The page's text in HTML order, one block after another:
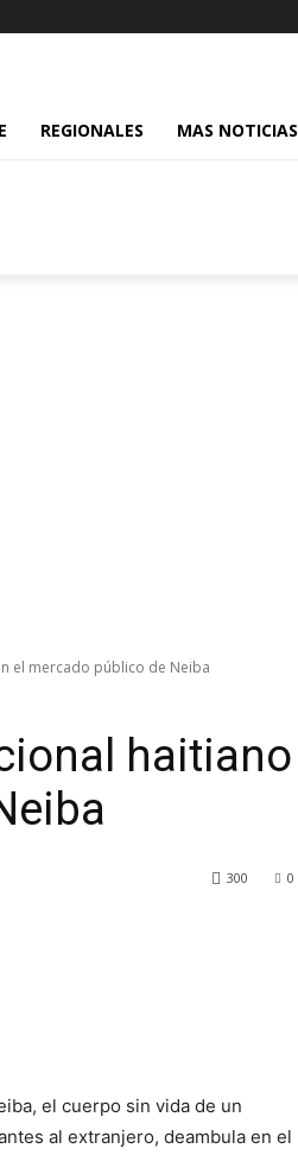
REGIONALES MAS NOTICIAS
el mercado público de Neiba
haitiano
0
300
el cuerpo sin vida de un
al extranjero, deambula en el